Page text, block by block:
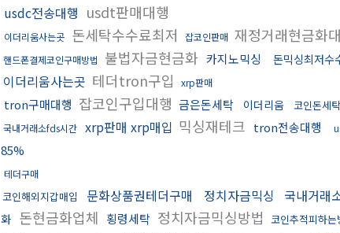
usdc전송대행 usdt판매대행
이더리움사는곳 돈세탁수수료최저 잡코인판매 재정거래현금화
핸드폰결제코인구매방법 불법자금현금화 카지노믹싱 돈믹싱최저수
이더리움사는곳 테더tron구입 xrp판매
tron구매대행 잡코인구입대행 금은돈세탁 이더리움 코인돈세탁
국내거래소fds시간 xrp판매 xrp매입 믹싱재테크 tron전송대행
85%
테더구매
코인해외지갑매입 문화상품권테더구매 정치자금믹싱 국내거래
화 돈현금화업체 횡령세탁 정치자금믹싱방법 코인추적피하는